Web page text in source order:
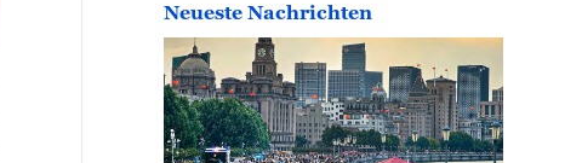
Neueste Nachrichten